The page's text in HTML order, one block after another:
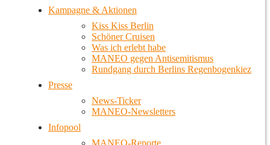
Kampagne & Aktionen
Kiss Kiss Berlin
Schöner Cruisen
Was ich erlebt habe
MANEO gegen Antisemitismus
Rundgang durch Berlins Regenbogenkiez
Presse
News-Ticker
MANEO-Newsletters
Infopool
MANEO-Reporte